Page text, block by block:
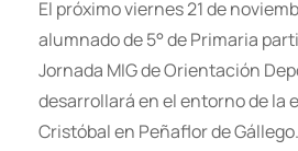
El próximo viernes 21 de
alumnado de 5° de Primaria
Jornada MIG de Orientación
desarrollará en el entorno de la
Cristóbal en Peñaflor de Gállego.